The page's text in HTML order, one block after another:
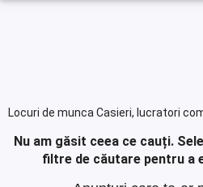
Locuri de munca Casieri, lucratori
Nu am găsit ceea ce cauți.
filtre de căutare pentru a